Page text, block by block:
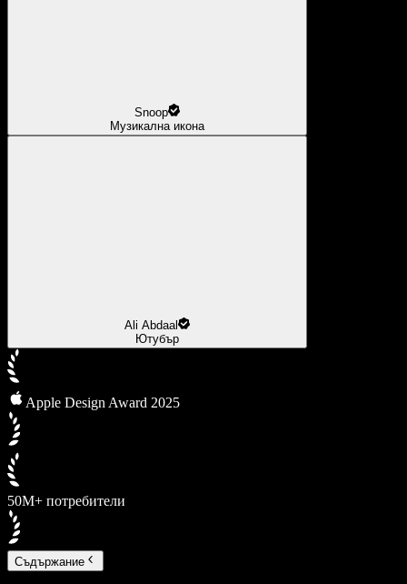
Snoop
Музикална икона
Ali Abdaal
Ютубър
Apple Design Award 2025
50M+ потребители
Съдържание